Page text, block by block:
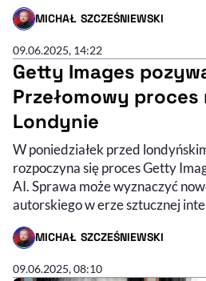
MICHAŁ SZCZEŚNIEWSKI
- AUTOR ARTYKUŁU - PROFIL
09.06.2025, 14:22
Getty Images
Przełomowy proces
Londynie
W poniedziałek przed
rozpoczyna się proces Getty
AI. Sprawa może wyznaczyć
autorskiego w erze sztucznej
MICHAŁ SZCZEŚNIEWSKI
- AUTOR ARTYKUŁU - PROFIL
09.06.2025, 08:10